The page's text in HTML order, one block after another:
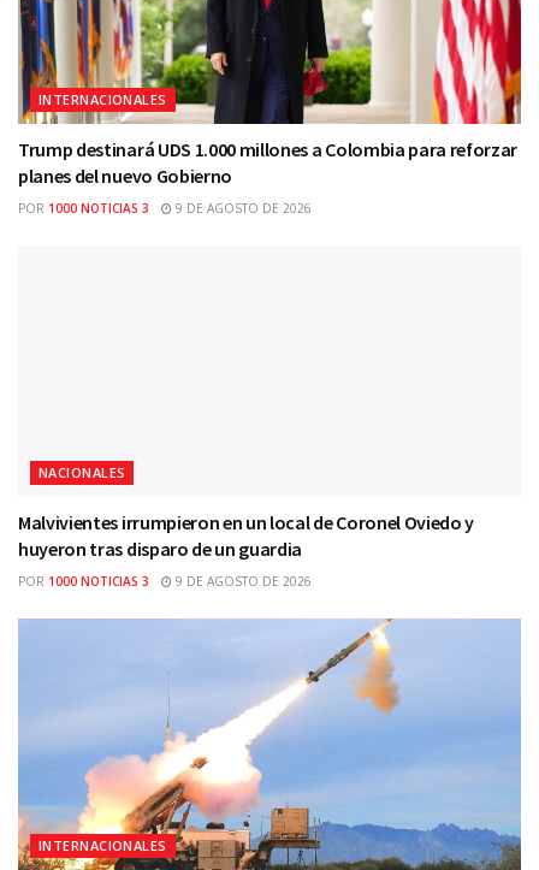
INTERNACIONALES
Trump destinará UDS 1.000 millones a Colombia para reforzar
planes del nuevo Gobierno
POR 1000 NOTICIAS 3 9 DE AGOSTO DE 2026
NACIONALES
Malvivientes irrumpieron en un local de Coronel Oviedo y
huyeron tras disparo de un guardia
POR 1000 NOTICIAS 3 9 DE AGOSTO DE 2026
INTERNACIONALES